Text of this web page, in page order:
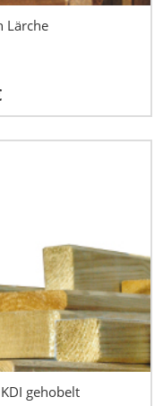
Lärche
gehobelt